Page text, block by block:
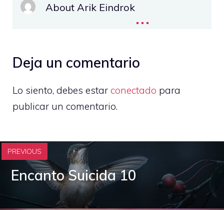
About Arik Eindrok...
Deja un comentario
Lo siento, debes estar conectado para
publicar un comentario.
PREVIOUS
Encanto Suicida 10